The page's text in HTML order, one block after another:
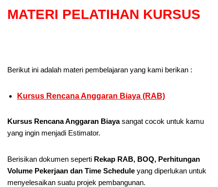
MATERI PELATIHAN KURSUS
Berikut ini adalah materi pembelajaran yang kami berikan :
Kursus Rencana Anggaran Biaya (RAB)
Kursus Rencana Anggaran Biayasangat cocok untuk kamu
yang ingin menjadi Estimator.
Berisikan dokumen seperti Rekap RAB, BOQ, Perhitungan
Volume Pekerjaan dan Time Schedule yang diperlukan untuk
menyelesaikan suatu projek pembangunan.